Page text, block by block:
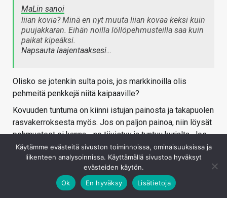
MaLin sanoi
liian kovia? Minä en nyt muuta liian kovaa keksi kuin
puujakkaran. Eihän noilla löllöpehmusteilla saa kuin
paikat kipeäksi.
Napsauta laajentaaksesi…
Olisko se jotenkin sulta pois, jos markkinoilla olis
pehmeitä penkkejä niitä kaipaaville?
Kovuuden tuntuma on kiinni istujan painosta ja takapuolen
rasvakerroksesta myös. Jos on paljon painoa, niin löysät
pehmusteet ei kanna… ne tiivistyy ja tuntuu kurjalta. Jos
on otettu huomioon 100Kg painoa, niin sitten saadaan
sopivat pehmusteet. Ei siinä tarvi olla "jouset pohjassa"
tai löllöllä. Jollekkin 60Kg luuperäselle nörtille voi sopia
ihan erilainen tuoli, mut en oo niitä vaatimassa
Käytämme evästeitä sivuston toiminnoissa, ominaisuuksissa ja
liikenteen analysoinnissa. Käyttämällä sivustoa hyväksyt
evästeiden käytön.
Ok
En hyväksy Lisätietoja